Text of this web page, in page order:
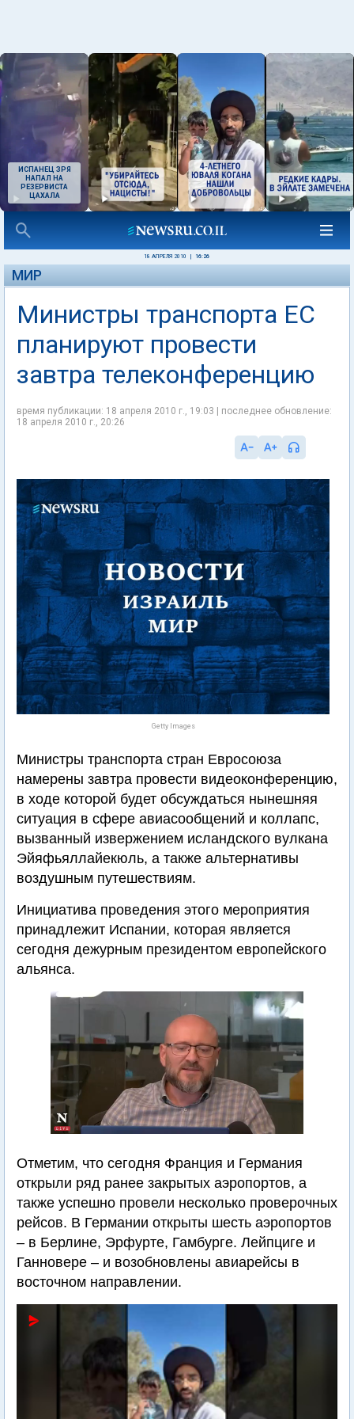
ИСПАНЕЦ ЗРЯ
НАПАЛ НА
РЕЗЕРВИСТА
ЦАХАЛА
18 АПРЕЛЯ 2010 16:26
МИР
Министры транспорта ЕС
планируют провести
завтра телеконференцию
время публикации: 18 апреля 2010 г., 19:03 | последнее обновление:
18 апреля 2010 г., 20:26
Getty Images
Министры транспорта стран Евросоюза
намерены завтра провести видеоконференцию,
в ходе которой будет обсуждаться нынешняя
ситуация в сфере авиасообщений и коллапс,
вызванный извержением исландского вулкана
Эйяфьяллайекюль, а также альтернативы
воздушным путешествиям.
Инициатива проведения этого мероприятия
принадлежит Испании, которая является
сегодня дежурным президентом европейского
альянса.
Отметим, что сегодня Франция и Германия
открыли ряд ранее закрытых аэропортов, а
также успешно провели несколько проверочных
рейсов. В Германии открыты шесть аэропортов
– в Берлине, Эрфурте, Гамбурге. Лейпциге и
Ганновере – и возобновлены авиарейсы в
восточном направлении.